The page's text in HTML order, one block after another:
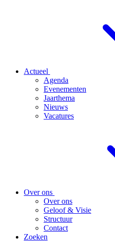
Actueel
Agenda
Evenementen
Jaarthema
Nieuws
Vacatures
Over ons
Over ons
Geloof & Visie
Structuur
Contact
Zoeken